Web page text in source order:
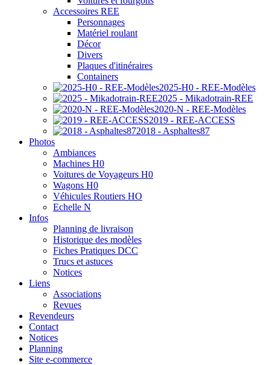
Accessoires REE
Personnages
Matériel roulant
Décor
Divers
Plaques d'itinéraires
Containers
2025-H0 - REE-Modèles
2025 - Mikadotrain-REE
2020-N - REE-Modèles
2019 - REE-ACCESS
2018 - Asphaltes87
Photos
Ambiances
Machines H0
Voitures de Voyageurs H0
Wagons H0
Véhicules Routiers HO
Echelle N
Infos
Planning de livraison
Historique des modèles
Fiches Pratiques DCC
Trucs et astuces
Notices
Liens
Associations
Revues
Revendeurs
Contact
Notices
Planning
Site e-commerce